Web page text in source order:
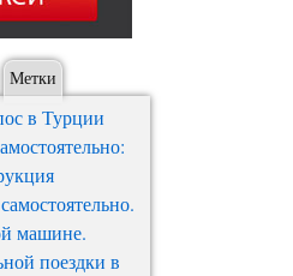
Метки
в Турции
машине.
поездки в